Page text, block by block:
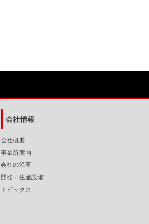
会社情報
会社概要
事業所案内
会社の沿革
開発・生産設備
トピックス